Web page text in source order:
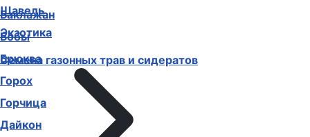
Баклажан
Бобы
Брюква
Горох
Горчица
Дайкон
Щавель
Экзотика
Семена газонных трав и сидератов